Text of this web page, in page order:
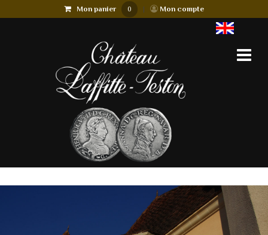
Mon panier 0 | Mon compte